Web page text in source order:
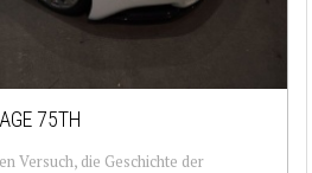
75TH
Versuch, die Geschichte der